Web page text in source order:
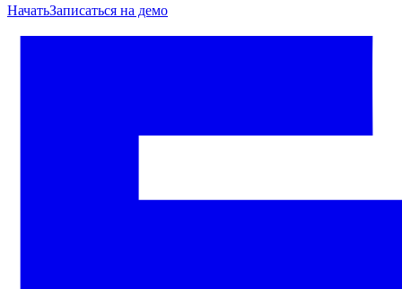
НачатьЗаписаться на демо